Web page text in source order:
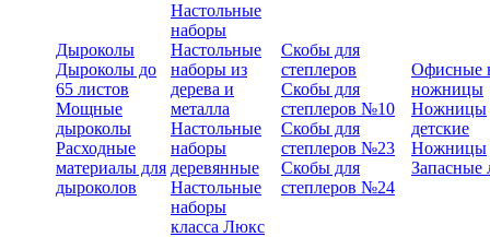
Дыроколы
Дыроколы до
65 листов
Мощные
дыроколы
Расходные
материалы для
дыроколов
Настольные
наборы
Настольные
наборы из
дерева и
металла
Настольные
наборы
деревянные
Настольные
наборы
класса Люкс
Скобы для
степлеров
Скобы для
степлеров №10
Скобы для
степлеров №23
Скобы для
степлеров №24
Офисные
ножницы
Ножницы
детские
Ножницы
Запасные